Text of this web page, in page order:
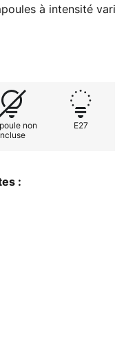
à intensité
réglée à l'aide d'un
choix idéal pour
non
E27
: